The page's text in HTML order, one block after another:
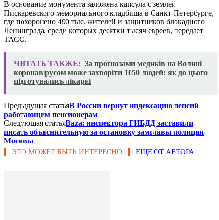
В основание монумента заложена капсула с землей
Пискаревского мемориального кладбища в Санкт-Петербурге,
где похоронено 490 тыс. жителей и защитников блокадного
Ленинграда, среди которых десятки тысяч евреев, передает
ТАСС.
ЧИТАТЬ ТАКЖЕ: За прогнозами медиків на Волині
коронавірусом може захворіти 1050 людей: як до цього
підготувались лікарні
Предыдущая статьяВ России вернут индексацию пенсий
работающим пенсионерам​
Следующая статья​Baza: инспектора ГИБДД заставили
писать объяснительную за остановку замглавы полиции
Москвы
ЭТО МОЖЕТ БЫТЬ ИНТЕРЕСНО ЕЩЕ ОТ АВТОРА